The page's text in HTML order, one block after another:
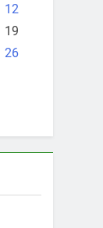
12
19
26